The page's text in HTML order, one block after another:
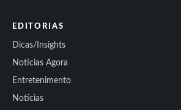
EDITORIAS
Dicas/Insights
Notícias Agora
Entretenimento
Notícias